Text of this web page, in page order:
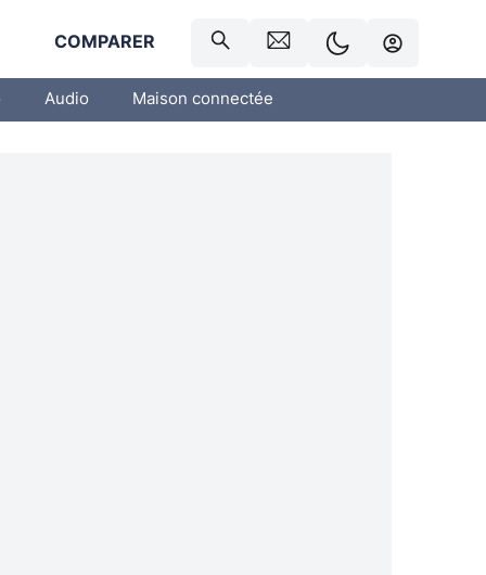
COMPARER
Audio Maison connectée